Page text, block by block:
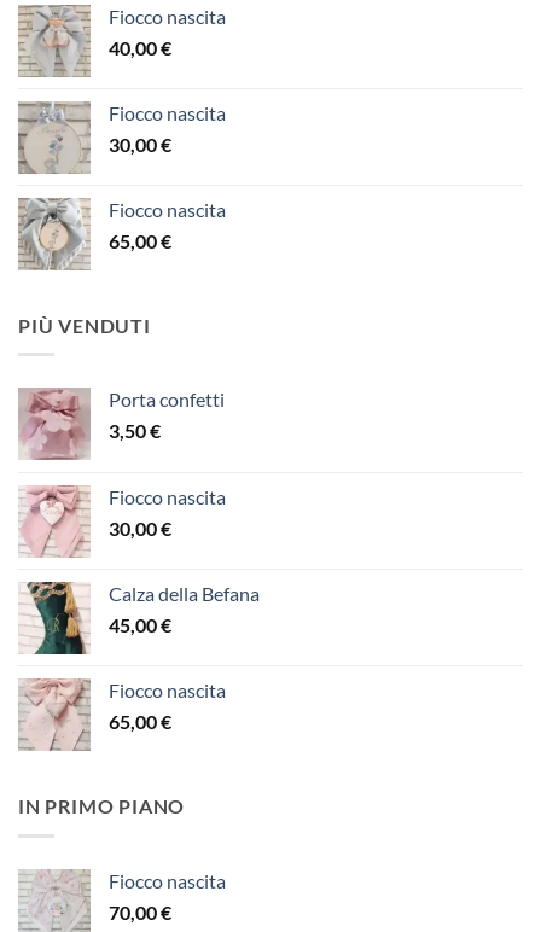
Fiocco nascita
40,00€
Fiocco nascita
30,00€
Fiocco nascita
65,00€
PIÙ VENDUTI
Porta confetti
3,50€
Fiocco nascita
30,00€
Calza della Befana
45,00€
Fiocco nascita
65,00€
IN PRIMO PIANO
Fiocco nascita
70,00€